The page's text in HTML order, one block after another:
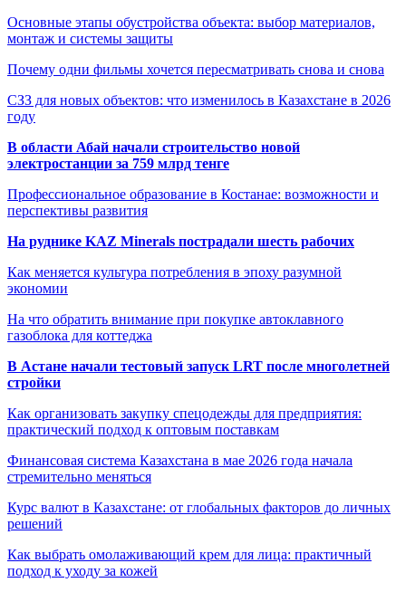
Основные этапы обустройства объекта: выбор материалов,
монтаж и системы защиты
Почему одни фильмы хочется пересматривать снова и снова
СЗЗ для новых объектов: что изменилось в Казахстане в 2026
году
В области Абай начали строительство новой
электростанции за 759 млрд тенге
Профессиональное образование в Костанае: возможности и
перспективы развития
На руднике KAZ Minerals пострадали шесть рабочих
Как меняется культура потребления в эпоху разумной
экономии
На что обратить внимание при покупке автоклавного
газоблока для коттеджа
В Астане начали тестовый запуск LRT после многолетней
стройки
Как организовать закупку спецодежды для предприятия:
практический подход к оптовым поставкам
Финансовая система Казахстана в мае 2026 года начала
стремительно меняться
Курс валют в Казахстане: от глобальных факторов до личных
решений
Как выбрать омолаживающий крем для лица: практичный
подход к уходу за кожей